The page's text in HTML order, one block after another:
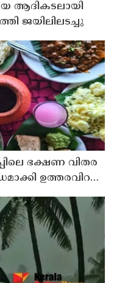
ആദികടലായി
ജയിലിലടച്ചു
ഭ​ക്ഷ​ണ വി​ത​ര​
ഉ​ത്ത​ര​വി​റ​